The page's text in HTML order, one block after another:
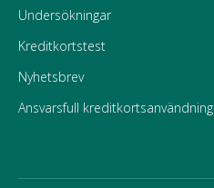
Undersökningar
Kreditkortstest
Nyhetsbrev
Ansvarsfull kreditkortsanvändning